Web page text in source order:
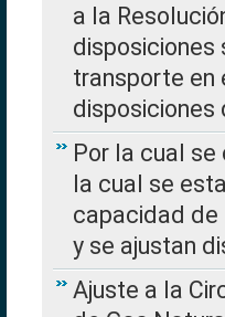
a la
disposiciones
transporte en
disposiciones
Por la cual se
la cual se
capacidad de
y se ajustan
Ajuste a la